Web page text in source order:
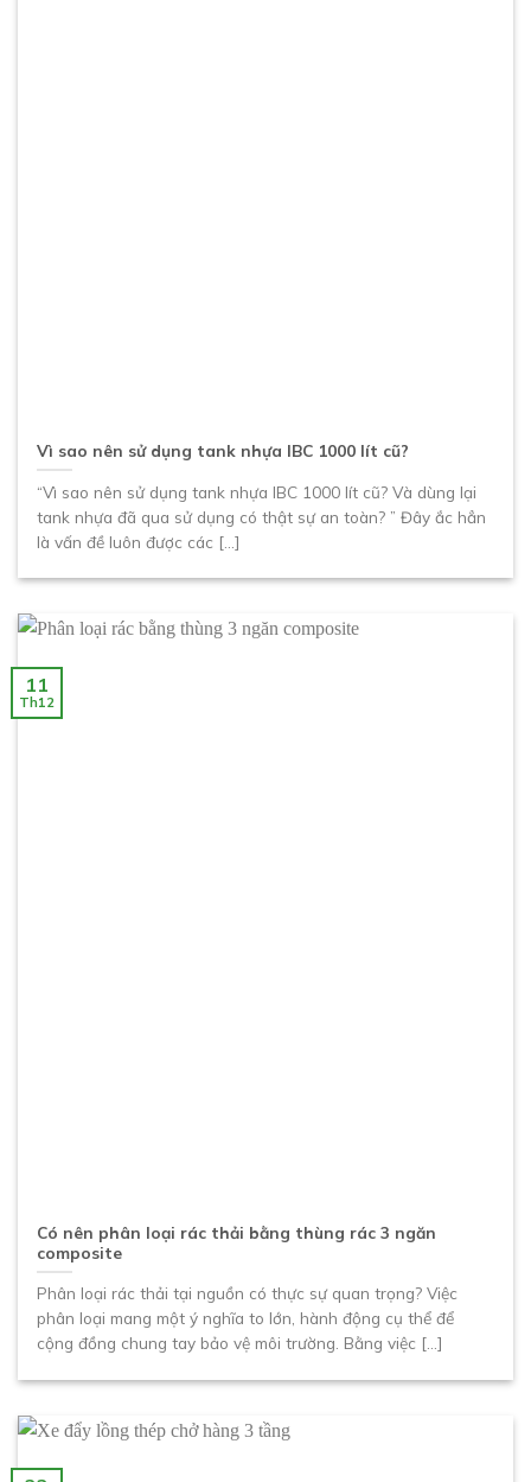
Vì sao nên sử dụng tank nhựa IBC 1000 lít cũ?
“Vì sao nên sử dụng tank nhựa IBC 1000 lít cũ? Và dùng lại
tank nhựa đã qua sử dụng có thật sự an toàn? ” Đây ắc hẳn
là vấn đề luôn được các [...]
Có nên phân loại rác thải bằng thùng rác 3 ngăn
composite
Phân loại rác thải tại nguồn có thực sự quan trọng? Việc
phân loại mang một ý nghĩa to lớn, hành động cụ thể để
cộng đồng chung tay bảo vệ môi trường. Bằng việc [...]
11
Th12